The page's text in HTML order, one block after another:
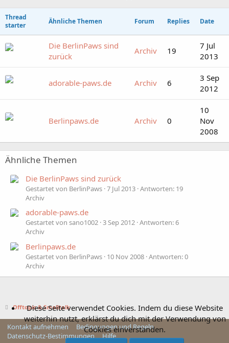
Thread
starter
Ähnliche Themen Forum Replies Date
Die BerlinPaws sind
zurück
Archiv 19
7 Jul
2013
adorable-paws.de Archiv 6
3 Sep
2012
Berlinpaws.de Archiv 0
10
Nov
2008
Ähnliche Themen
Die BerlinPaws sind zurück
Gestartet von BerlinPaws 7 Jul 2013 Antworten: 19
Archiv
adorable-paws.de
Gestartet von sano1002 3 Sep 2012 Antworten: 6
Archiv
Berlinpaws.de
Gestartet von BerlinPaws 10 Nov 2008 Antworten: 0
Archiv
Offtopic & Smalltalk
Kontakt aufnehmen
Bedingungen und Regeln
Datenschutz-Bestimmungen
Hilfe
Diese Seite verwendet Cookies. Indem du diese Website
weiterhin nutzt, erklärst du dich mit der Verwendung von
Cookies einverstanden.